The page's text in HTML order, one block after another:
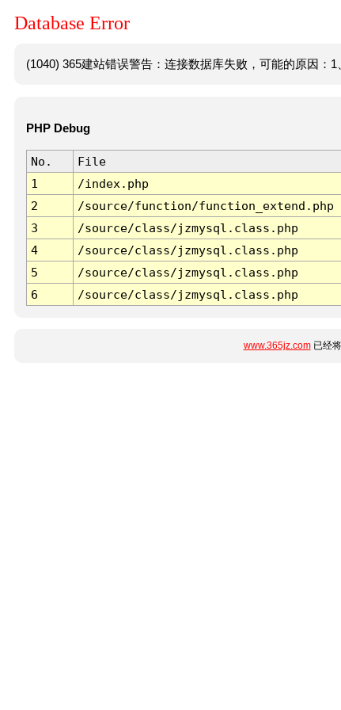
Database Error
(1040) 365建站错误警告：连接数据库失败，可能的原因：1
PHP Debug
No. File
1
/index.php
2
/source/function/function_extend.php
3
/source/class/jzmysql.class.php
4
/source/class/jzmysql.class.php
5
/source/class/jzmysql.class.php
6
/source/class/jzmysql.class.php
www.365jz.com已经